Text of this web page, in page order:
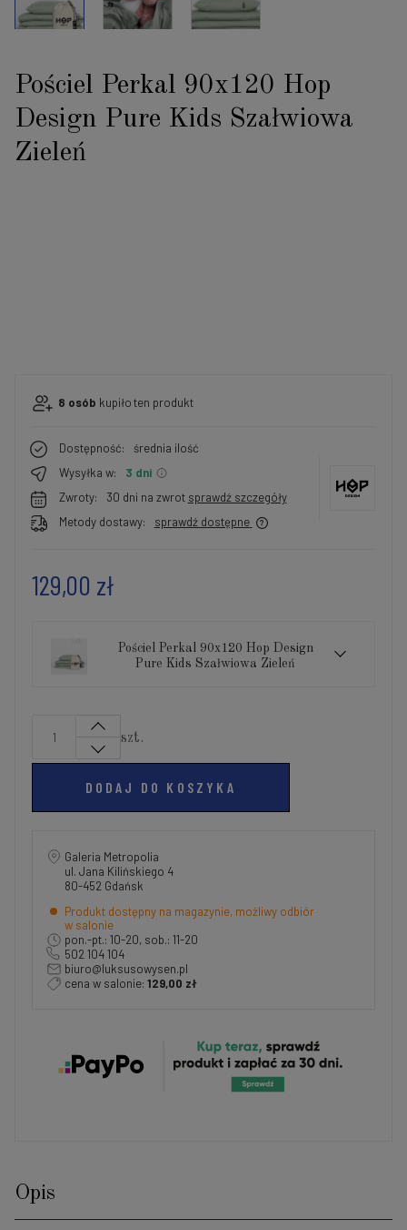
Pościel Perkal 90x120 Hop
Design Pure Kids Szałwiowa
Zieleń
8 osób kupiłoten produkt
Dostępność:
średnia ilość
Wysyłka w:
3 dni
Zwroty:
30 dni na zwrot sprawdź szczegóły
Metody dostawy:
sprawdź dostępne
129,00 zł
Pościel Perkal 90x120 Hop Design
Pure Kids Szałwiowa Zieleń
szt.
DODAJ DO KOSZYKA
Galeria Metropolia
ul. Jana Kilińskiego 4
80-452 Gdańsk
Produkt dostępny na magazynie, możliwy odbiór
w salonie
pon.-pt.: 10-20, sob.: 11-20
502 104 104
biuro@luksusowysen.pl
cena w salonie: 129,00 zł
Opis